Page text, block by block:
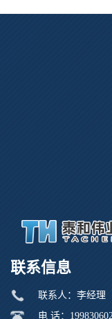
联系信息
联系人：李经理
电 话：